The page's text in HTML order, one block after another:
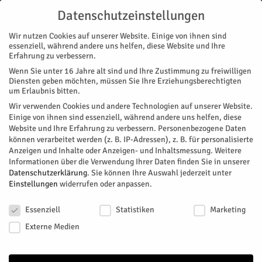
Start Nachrichten Politik Fahrt nach Aurich – the same procedure as every year
NACHRICHTEN POLITIK
Fahrt nach Aurich – the same
procedure as every year
VonSPD Jülich- August 19, 2017 293 0
Facebook Twitter
Datenschutzeinstellungen
Wir nutzen Cookies auf unserer Website. Einige von ihnen sind
essenziell, während andere uns helfen, diese Website und Ihre
Erfahrung zu verbessern.
Wenn Sie unter 16 Jahre alt sind und Ihre Zustimmung zu freiwilligen
Diensten geben möchten, müssen Sie Ihre Erziehungsberechtigten
um Erlaubnis bitten.
Wir verwenden Cookies und andere Technologien auf unserer Website.
Einige von ihnen sind essenziell, während andere uns helfen, diese
Website und Ihre Erfahrung zu verbessern. Personenbezogene Daten
können verarbeitet werden (z. B. IP-Adressen), z. B. für personalisierte
Anzeigen und Inhalte oder Anzeigen- und Inhaltsmessung. Weitere
Informationen über die Verwendung Ihrer Daten finden Sie in unserer
Datenschutzerklärung. Sie können Ihre Auswahl jederzeit unter
Einstellungen widerrufen oder anpassen.
Essenziell
Statistiken
Marketing
Externe Medien